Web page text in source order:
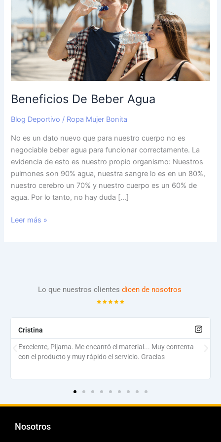
Beneficios De Beber Agua
Blog Deportivo / Ropa Mujer Bonita
No es un dato nuevo que para nuestro cuerpo no es
negociable beber agua para funcionar correctamente. La
evidencia de esto es nuestro propio organismo: Nuestros
pulmones son 90% agua, nuestra sangre lo es en un 80%,
nuestro cerebro un 70% y nuestro cuerpo es un 60% de
agua. Por lo tanto, no hay duda […]
Agua
Leer más »
Lo que nuestros clientes dicen de nosotros
Cristina
Excelente, Pijama. Me encantó el material... Muy contenta
con el producto y muy rápido el servicio. Gracias
Nosotros